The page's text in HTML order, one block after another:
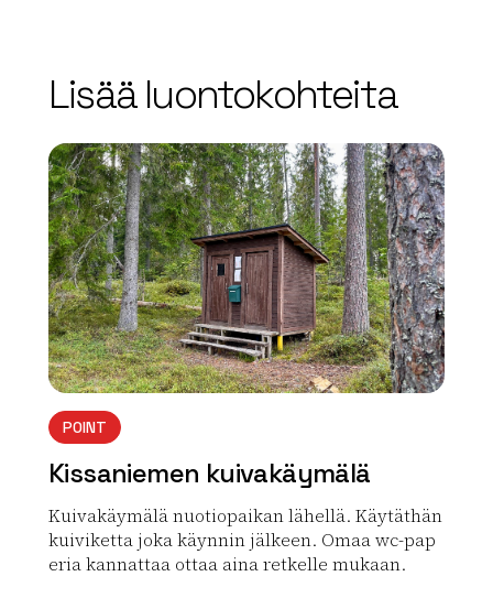
Lisää luontokohteita
array(0) { }
POINT
Kissaniemen kuivakäymälä
Kuivakäymälä nuotiopaikan lähellä. Käytäthän
kuiviketta joka käynnin jälkeen. Omaa wc-pap
eria kannattaa ottaa aina retkelle mukaan.